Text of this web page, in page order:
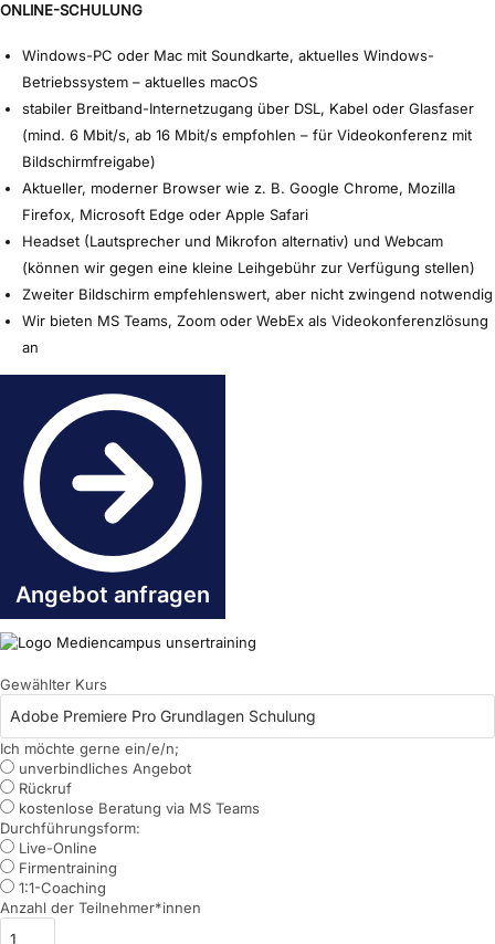
ONLINE-SCHULUNG
Windows-PC oder Mac mit Soundkarte, aktuelles Windows-
Betriebssystem – aktuelles macOS
stabiler Breitband-Internetzugang über DSL, Kabel oder Glasfaser
(mind. 6 Mbit/s, ab 16 Mbit/s empfohlen – für Videokonferenz mit
Bildschirmfreigabe)
Aktueller, moderner Browser wie z. B. Google Chrome, Mozilla
Firefox, Microsoft Edge oder Apple Safari
Headset (Lautsprecher und Mikrofon alternativ) und Webcam
(können wir gegen eine kleine Leihgebühr zur Verfügung stellen)
Zweiter Bildschirm empfehlenswert, aber nicht zwingend notwendig
Wir bieten MS Teams, Zoom oder WebEx als Videokonferenzlösung
an
Angebot anfragen
Gewählter Kurs
Ich möchte gerne ein/e/n;
unverbindliches Angebot
Rückruf
kostenlose Beratung via MS Teams
Durchführungsform:
Live-Online
Firmentraining
1:1-Coaching
Anzahl der Teilnehmer*innen